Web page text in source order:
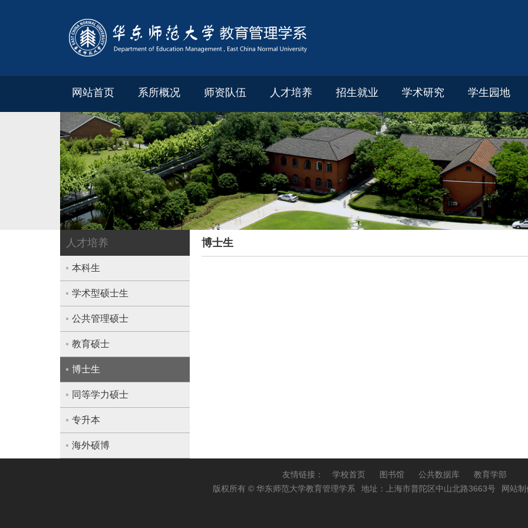
网站首页 系所概况 师资队伍 人才培养 招生就业 学术研究 学生园地
人才培养
本科生
学术型硕士生
公共管理硕士
教育硕士
博士生
同等学力硕士
专升本
海外硕博
博士生
友情链接： 学校首页 图书馆 公共数据库
教育学部
版权所有 © 华东师范大学教育管理学系
地址：上海市普陀区中山北路3663号 网站制